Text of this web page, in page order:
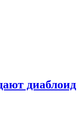
диаблоид